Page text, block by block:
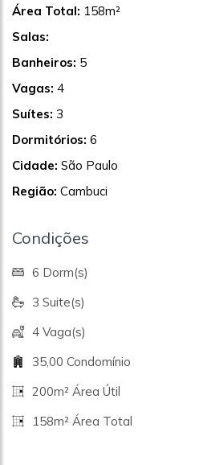
Área Total: 158m²
Salas:
Banheiros: 5
Vagas: 4
Suítes: 3
Dormitórios: 6
Cidade: São Paulo
Região: Cambuci
Condições
6 Dorm(s)
3 Suite(s)
4 Vaga(s)
35,00 Condomínio
200m² Área Útil
158m² Área Total